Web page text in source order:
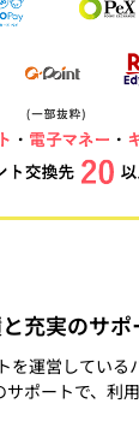
充実のサポ
を運営している
ポートで、利